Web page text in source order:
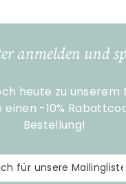
anmelden und
heute zu unserem
-10%
Bestellung!
Melden
Sie
Abonnieren